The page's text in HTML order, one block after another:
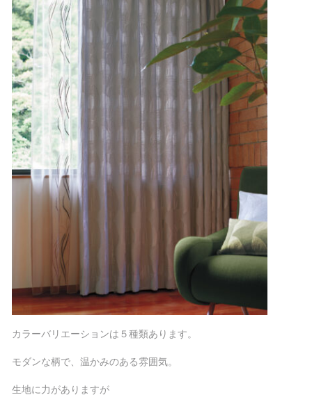
カラーバリエーションは５種類あります。
モダンな柄で、温かみのある雰囲気。
生地に力がありますが